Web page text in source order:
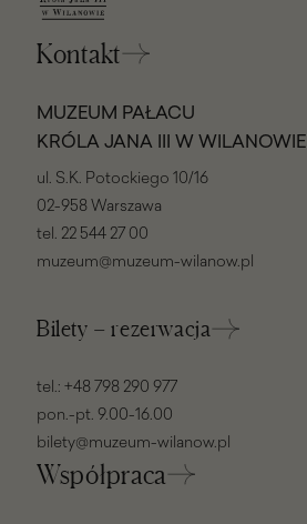
Kontakt
MUZEUM PAŁACU
KRÓLA JANA III W WILANOWIE
ul. S.K. Potockiego 10/16
02-958 Warszawa
tel. 22 544 27 00
muzeum@muzeum-wilanow.pl
Bilety – rezerwacja
tel.: +48 798 290 977
pon.-pt. 9.00-16.00
bilety@muzeum-wilanow.pl
Współpraca